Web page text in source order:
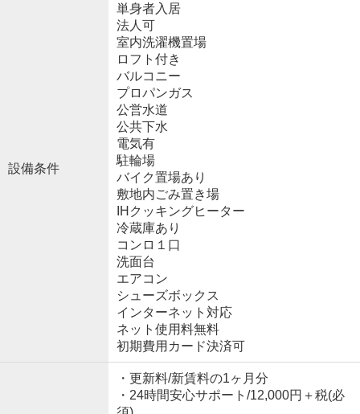
設備条件
単身者入居
法人可
室内洗濯機置場
ロフト付き
バルコニー
プロパンガス
公営水道
公共下水
電気有
駐輪場
バイク置場あり
敷地内ごみ置き場
IHクッキングヒーター
冷蔵庫あり
コンロ１口
洗面台
エアコン
シューズボックス
インターネット対応
ネット使用料無料
初期費用カード決済可
・更新料/新賃料の1ヶ月分
・24時間安心サポート/12,000円＋税(必